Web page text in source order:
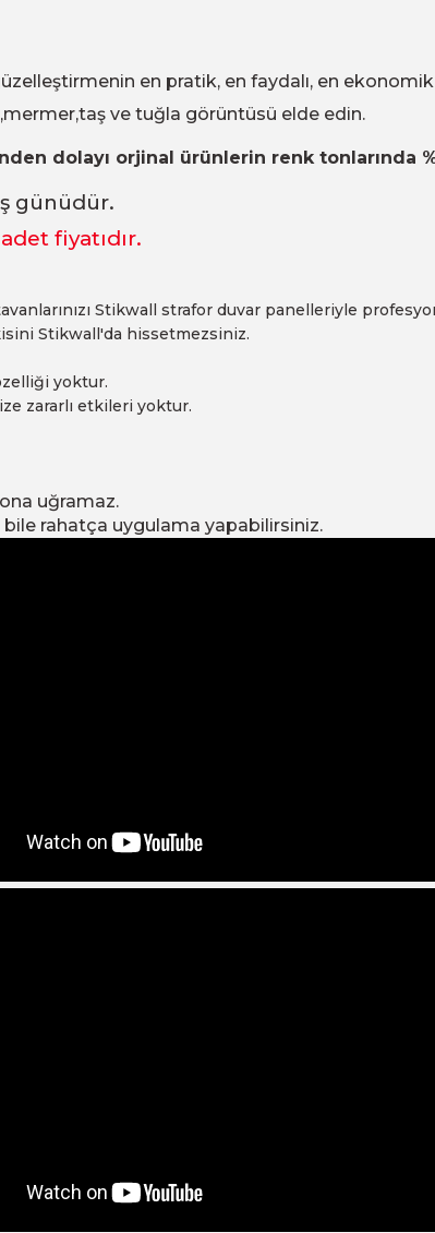
en pratik, en faydalı, en
ve tuğla görüntüsü elde edin.
dolayı orjinal ürünlerin renk tonlarında
günüdür.
fiyatıdır.
Stikwall strafor duvar panelleriyle
Stikwall'da hissetmezsiniz.
yoktur.
zararlı etkileri yoktur.
uğramaz.
bile rahatça uygulama yapabilirsiniz.